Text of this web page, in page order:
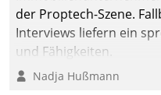
der Proptech-Szene.
Interviews liefern ein
und Fähigkeiten.
Nadja Hußmann